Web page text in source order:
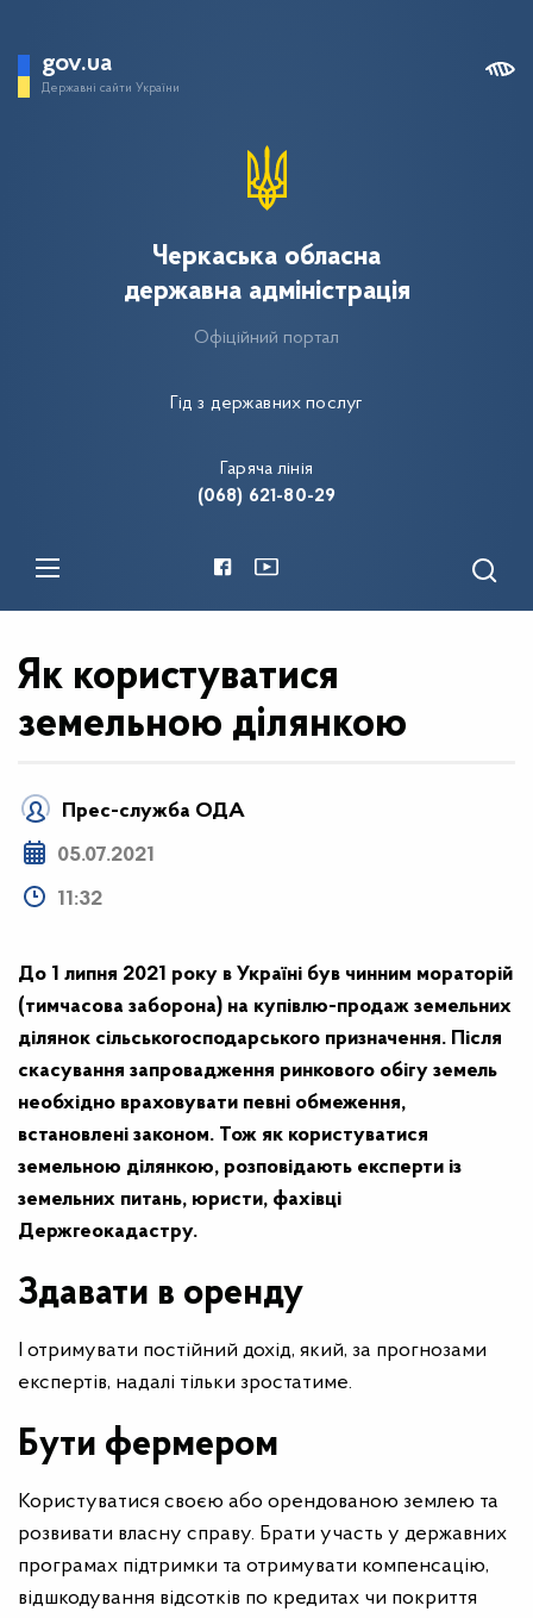
gov.ua
Державні сайти України
Гід з державних послуг
Черкаська обласна
державна адміністрація
Офіційний портал
Гаряча лінія
(068) 621-80-29
Як користуватися
земельною ділянкою
Прес-служба ОДА
05.07.2021
11:32
До 1 липня 2021 року в Україні був чинним мораторій
(тимчасова заборона) на купівлю-продаж земельних
ділянок сільськогосподарського призначення. Після
скасування запровадження ринкового обігу земель
необхідно враховувати певні обмеження,
встановлені законом. Тож як користуватися
земельною ділянкою, розповідають експерти із
земельних питань, юристи, фахівці
Держгеокадастру.
Здавати в оренду
І отримувати постійний дохід, який, за прогнозами
експертів, надалі тільки зростатиме.
Бути фермером
Користуватися своєю або орендованою землею та
розвивати власну справу. Брати участь у державних
програмах підтримки та отримувати компенсацію,
відшкодування відсотків по кредитах чи покриття